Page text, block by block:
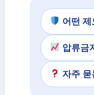
어떤
압류금
자주 묻